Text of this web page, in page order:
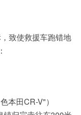
致使救援车跑错地
本田CR-V"）